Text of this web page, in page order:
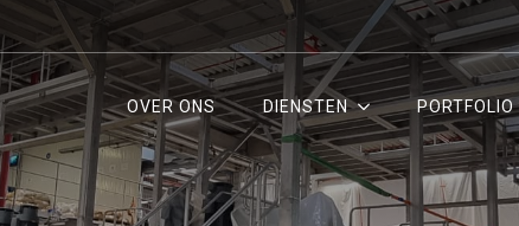
OVER ONS DIENSTEN PORTFOLIO